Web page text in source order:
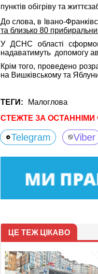
пунктів обігріву та
До слова, в Івано-
та близько 80
У ДСНС області
надаватимуть допомогу
Крім того, проведено
на Вишківському та
ТЕГИ:
Малоглова
СТЕЖТЕ ЗА
Telegram Viber
ЦЕ ТЕЖ ЦІКАВО